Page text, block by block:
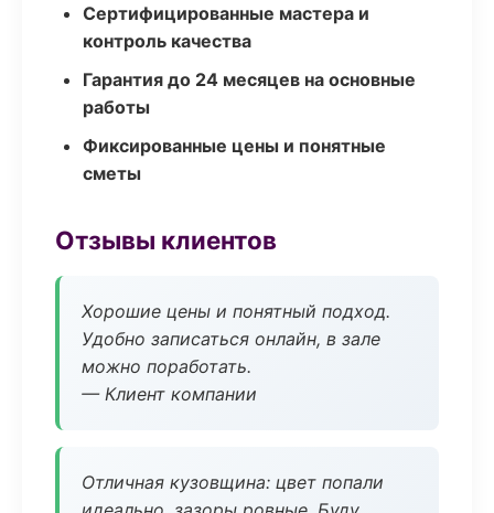
Сертифицированные мастера и
контроль качества
Гарантия до 24 месяцев на основные
работы
Фиксированные цены и понятные
сметы
Отзывы клиентов
Хорошие цены и понятный подход.
Удобно записаться онлайн, в зале
можно поработать.
— Клиент компании
Отличная кузовщина: цвет попали